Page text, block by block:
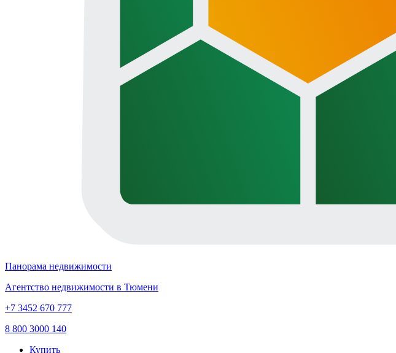
Панорама недвижимости
Агентство недвижимости в Тюмени
+7 3452 670 777
8 800 3000 140
Купить